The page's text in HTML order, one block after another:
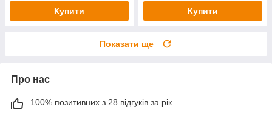
Купити Купити
Показати ще
Про нас
100% позитивних з 28 відгуків за рік